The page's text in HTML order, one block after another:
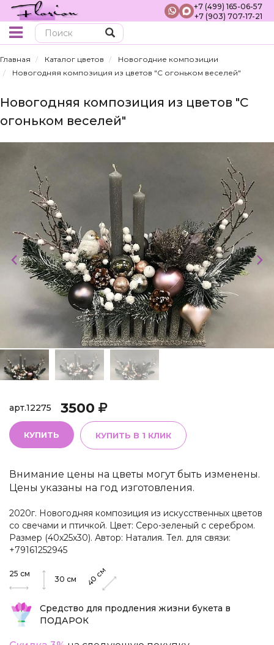
+7 (499) 165-06-57
+7 (903) 707-17-21
Главная Каталог цветов
Новогодние композиции
Новогодняя композиция из цветов "С огоньком веселей"
Новогодняя композиция из цветов "С
огоньком веселей"
арт.12275 3500
КУПИТЬ КУПИТЬ В 1 КЛИК
Внимание цены на цветы могут быть изменены.
Цены указаны на год изготовления.
2020г. Новогодняя композиция из искусственных цветов
со свечами и птичкой. Цвет: Серо-зеленый с серебром.
Размер (40х25х30). Автор: Наталия. Тел. для связи:
+79161252945
25 см
30 см 40
см
Средство для продления жизни букета в
ПОДАРОК